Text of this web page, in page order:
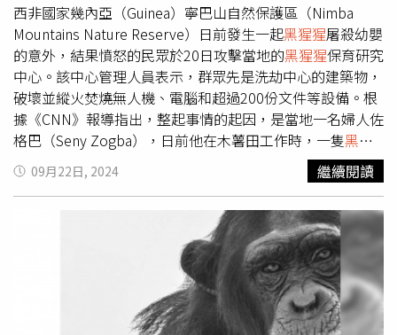
西非國家幾內亞（Guinea）寧巴山自然保護區（Nimba
Mountains Nature Reserve）日前發生一起黑猩猩屠殺幼嬰
的意外，結果憤怒的民眾於20日攻擊當地的黑猩猩保育研究
中心。該中心管理人員表示，群眾先是洗劫中心的建築物，
破壞並縱火焚燒無人機、電腦和超過200份文件等設備。根
據《CNN》報導指出，整起事情的起因，是當地一名婦人佐
格巴（Seny Zogba），日前他在木薯田工作時，一隻黑猩
猩 從背後襲擊他，除了咬傷他之外，還將他的嬰兒拖入森
林。隨後，該名被
走的嬰兒被發現陳屍在距離寧巴山
自然保護區3公里（約1.9英里）處，而且嬰兒的屍體已被肢
解。如此事件引爆了當地民眾的憤怒，多數民眾認為，嬰兒
研究中心應要對此負責。後續就演
變成憤怒民眾對中心進行破壞的行為。幾內亞生態學家阿利
吉烏·西拉（Alidjiou Sylla）表示，由於保護區內食物供應
更頻繁地離開保護區，增加了與人類接觸和
09月22日, 2024 繼續閱讀